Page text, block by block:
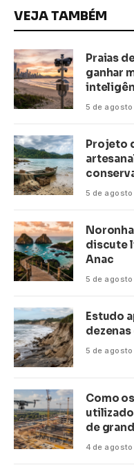
VEJA TAMBÉM
Praias
ganhar
5 de
Projeto
5 de
discute
Anac
5 de
Estudo
5 de
Como
de
4 de